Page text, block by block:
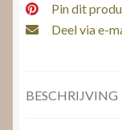
Pin dit
Deel via e-
BESCHRIJVING